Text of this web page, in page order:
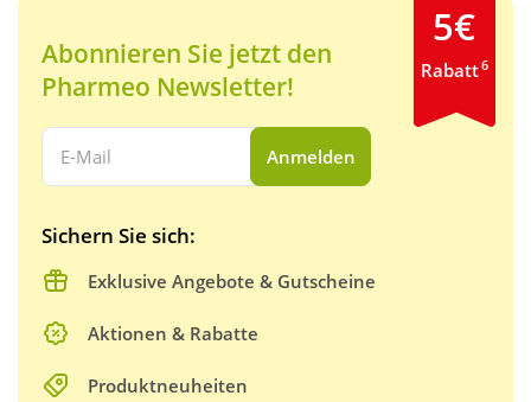
Abonnieren Sie jetzt den
Pharmeo Newsletter!
Ihre E-Mail Adresse:
Anmelden
Sichern Sie sich:
Exklusive Angebote & Gutscheine
Aktionen & Rabatte
Produktneuheiten
5€
Rabatt6